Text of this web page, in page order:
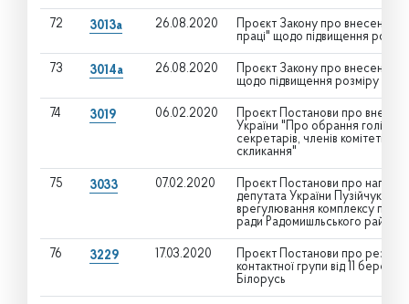
72 3013а 26.08.2020
Проєкт Закону про внесення
праці" щодо підвищення
73 3014а 26.08.2020
Проєкт Закону про внесення
щодо підвищення розміру
74 3019 06.02.2020
Проєкт Постанови про
України "Про обрання голів,
секретарів, членів комітетів
скликання"
75 3033 07.02.2020
Проєкт Постанови про
депутата України Пузійчука
врегулювання комплексу
ради Радомишльського району
76 3229 17.03.2020
Проєкт Постанови про
контактної групи від 11
Білорусь